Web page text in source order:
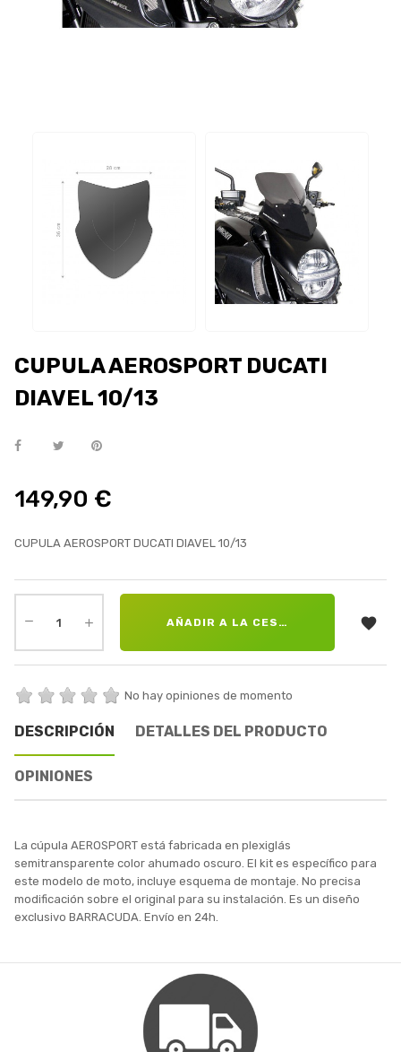
CUPULA AEROSPORT DUCATI
DIAVEL 10/13
149,90 €
CUPULA AEROSPORT DUCATI DIAVEL 10/13
AÑADIR A LA CESTA 
No hay opiniones de momento
DESCRIPCIÓN DETALLES DEL PRODUCTO
OPINIONES
La cúpula AEROSPORT está fabricada en plexiglás
semitransparente color ahumado oscuro. El kit es específico para
este modelo de moto, incluye esquema de montaje. No precisa
modificación sobre el original para su instalación. Es un diseño
exclusivo BARRACUDA. Envío en 24h.